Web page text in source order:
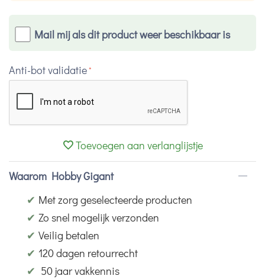
Mail mij als dit product weer beschikbaar is
Anti-bot validatie
Toevoegen aan verlanglijstje
Waarom Hobby Gigant
✔ Met zorg geselecteerde producten
✔ Zo snel mogelijk verzonden
✔ Veilig betalen
✔ 120 dagen retourrecht
✔ 50 jaar vakkennis